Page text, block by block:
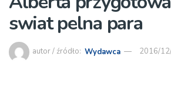
swiat pelna para
autor / źródło: Wydawca 2016/